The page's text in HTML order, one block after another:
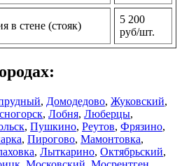
в стене (стояк)
5 200
руб/шт.
, Домодедово, Жуковский,
, Лобня, Люберцы,
, Пушкино, Реутов, Фрязино,
, Пирогово, Мамонтовка,
, Лыткарино, Октябрьский,